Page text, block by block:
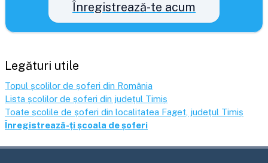
Înregistrează-te acum
Legături utile
Topul școlilor de șoferi din România
Lista școlilor de șoferi din județul Timiș
Toate școlile de șoferi din localitatea Faget , județul Timiș
Înregistrează-ți școala de șoferi